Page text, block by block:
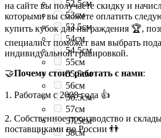
52.5см
53см
53.5см
54см
54.5см
55см
55.5см
56см
56.5см
57см
57.5см
58см
на сайте вы получаете скидку и
которыми вы сможете оплатить
купить кубок для награждения 🏆,
специалист поможет вам выбрать
индивидуальной гравировкой.
🤝Почему стоит работать с нами:
1. Работаем с 2008 года 👍
2. Собственное производство и
поставщиками по России 👬